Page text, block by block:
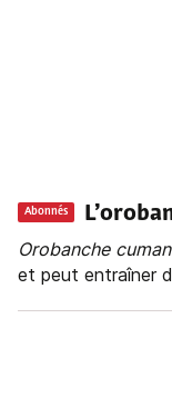
Abonnés
Orobanche
et peut entraîner